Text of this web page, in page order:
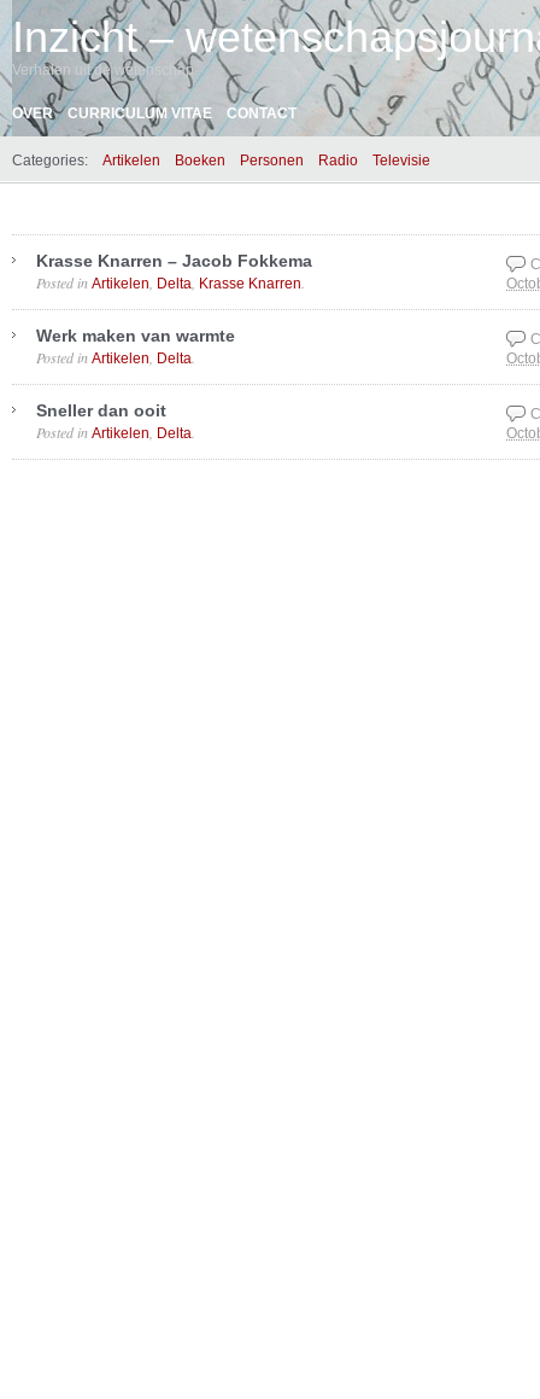
Inzicht –
Verhalen uit de wetenschap
OVER CURRICULUM VITAE CONTACT
Categories: Artikelen Boeken Personen Radio Televisie
Krasse Knarren – Jacob Fokkema
Posted in Artikelen Delta Krasse Knarren
Werk maken van warmte
Posted in Artikelen Delta
Sneller dan ooit
Posted in Artikelen Delta